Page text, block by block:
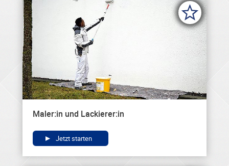
Maler:in und Lackierer:in
Jetzt starten